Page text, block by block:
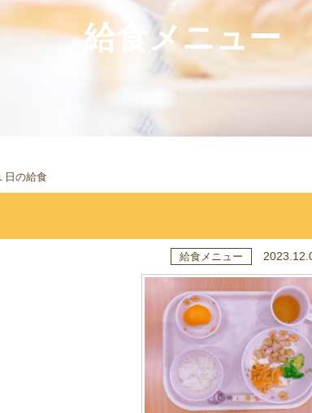
給食メニュー
日の給食
給食メニュー